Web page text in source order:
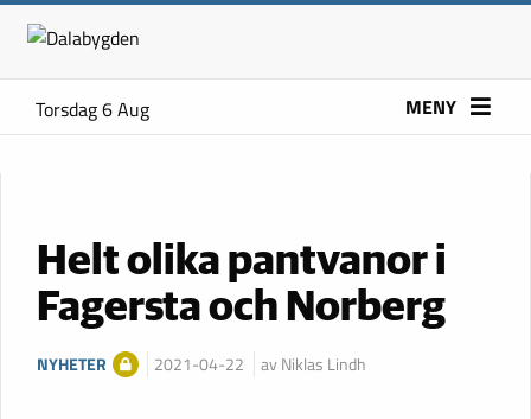
Torsdag 6 Aug MENY
Helt olika pantvanor i
Fagersta och Norberg
NYHETER 2021-04-22 av Niklas Lindh